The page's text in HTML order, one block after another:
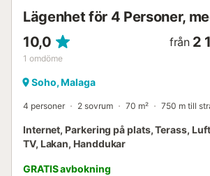
Lägenhet för 4 Personer,
10,0
1 omdöme
från 2
Soho, Malaga
4 personer 2 sovrum 70 m² 750 m till
Internet, Parkering på plats, Terass,
TV, Lakan, Handdukar
GRATIS avbokning